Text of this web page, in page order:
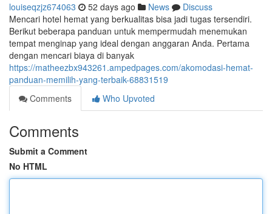
louiseqzjz674063 52 days ago News
Discuss
Mencari hotel hemat yang berkualitas bisa jadi tugas tersendiri.
Berikut beberapa panduan untuk mempermudah menemukan
tempat menginap yang ideal dengan anggaran Anda. Pertama
dengan mencari biaya di banyak
https://matheezbx943261.ampedpages.com/akomodasi-hemat-
panduan-memilih-yang-terbaik-68831519
Comments
Who Upvoted
Comments
Submit a Comment
No HTML